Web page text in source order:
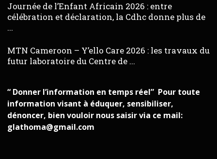
Journée de l’Enfant Africain 2026 : entre
célébration et déclaration, la Cdhc donne plus de
...
MTN Cameroon – Y’ello Care 2026 : les travaux du
futur laboratoire du Centre de ...
“ Donner l’information en temps réel” Pour toute
information visant à éduquer, sensibiliser,
dénoncer, bien vouloir nous saisir via ce mail:
glathoma@gmail.com